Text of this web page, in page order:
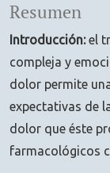
Resumen
Introducción:el
compleja y
dolor permite
expectativas de
dolor que éste
farmacológicos